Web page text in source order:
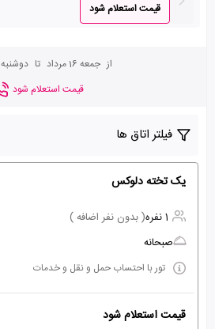
قیمت استعلام شود
از جمعه 16 مرداد تا دوشنبه 19 مرداد
قیمت استعلام شود
فیلتر اتاق ها
یک تخته دلوکس
1 نفره
( بدون نفر اضافه )
صبحانه
تور با احتساب حمل و نقل و خدمات
قیمت استعلام شود